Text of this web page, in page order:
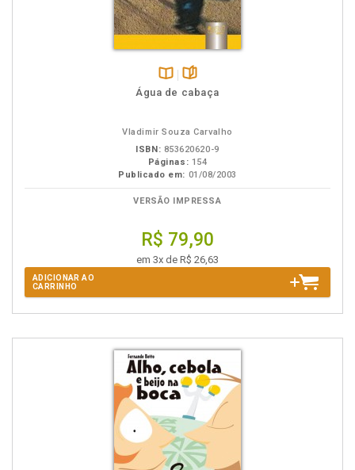
Disponível
páginas
Água de cabaça
Vladimir Souza Carvalho
ISBN: 853620620-9
Páginas: 154
Publicado em: 01/08/2003
VERSÃO IMPRESSA
R$ 79,90
em 3x de R$ 26,63
ADICIONAR AO
CARRINHO